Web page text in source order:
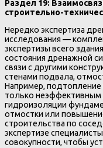
Раздел 19:
строительно-
Нередко экспертиза
исследования —
экспертизы всего
состояния дренажной
связи с другими
стенами подвала,
Например,
только
гидроизоляции
отмостки или
строительства по
экспертизе
совокупности, чтобы